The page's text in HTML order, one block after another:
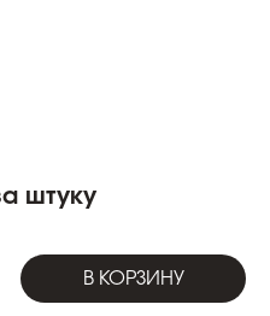
штуку
В КОРЗИНУ